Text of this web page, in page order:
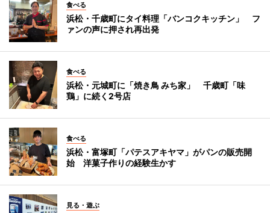
食べる
浜松・千歳町にタイ料理「バンコクキッチン」 フ
ァンの声に押され再出発
食べる
浜松・元城町に「焼き鳥 みち家」 千歳町「味
鶏」に続く2号店
食べる
浜松・富塚町「パテスアキヤマ」がパンの販売開
始 洋菓子作りの経験生かす
見る・遊ぶ